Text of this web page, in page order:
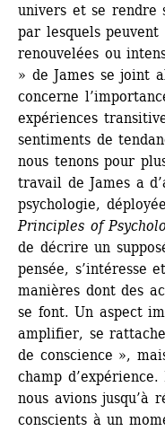
univers et se rendre
par lesquels peuvent
renouvelées ou
» de James se joint
concerne
expériences
sentiments de
nous tenons pour
travail de James a
psychologie,
Principles of
de décrire un
pensée, s’intéresse
manières dont des
se font. Un aspect
amplifier, se
de conscience »,
champ
nous avions jusqu’à
conscients à un